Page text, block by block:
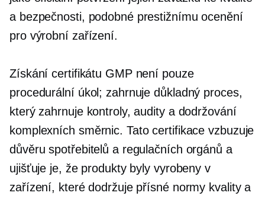
a bezpečnosti, podobné prestižnímu ocenění
pro výrobní zařízení.
Získání certifikátu GMP není pouze
procedurální úkol; zahrnuje důkladný proces,
který zahrnuje kontroly, audity a dodržování
komplexních směrnic. Tato certifikace vzbuzuje
důvěru spotřebitelů a regulačních orgánů a
ujišťuje je, že produkty byly vyrobeny v
zařízení, které dodržuje přísné normy kvality a